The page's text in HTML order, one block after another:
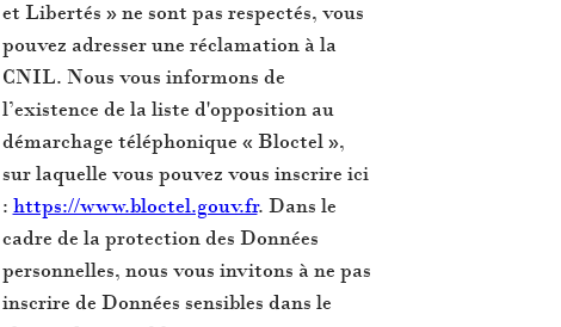
et Libertés » ne sont pas respectés, vous
pouvez adresser une réclamation à la
CNIL. Nous vous informons de
l’existence de la liste d'opposition au
démarchage téléphonique « Bloctel »,
sur laquelle vous pouvez vous inscrire ici
: https://www.bloctel.gouv.fr. Dans le
cadre de la protection des Données
personnelles, nous vous invitons à ne pas
inscrire de Données sensibles dans le